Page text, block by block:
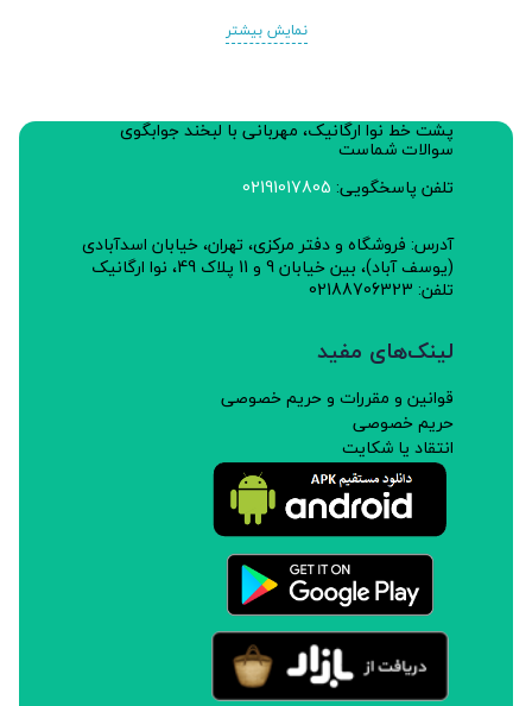
نمایش بیشتر
پشت خط نوا ارگانیک، مهربانی با لبخند جوابگوی
سوالات شماست
تلفن پاسخگویی: 02191017805
آدرس: فروشگاه و دفتر مرکزی، تهران، خیابان اسدآبادی
(یوسف آباد)، بین خیابان 9 و 11 پلاک 49، نوا ارگانیک
تلفن: 02188706323
لینک‌های مفید
قوانین و مقررات و حریم خصوصی
حریم خصوصی
انتقاد یا شکایت